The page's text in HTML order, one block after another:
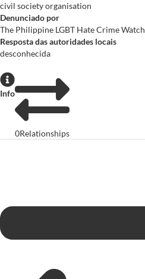
civil society organisation
Denunciado por
The Philippine LGBT Hate Crime Watch
Resposta das autoridades locais
desconhecida
Info
0Relationships